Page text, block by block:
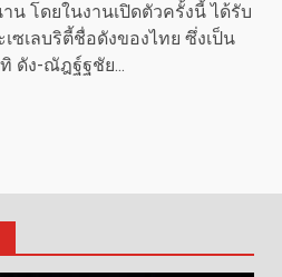
โดยในงานเปิดตัวครั้งนี้ ได้รับ
ซเลบริตี้ชื่อดังของไทย ซึ่งเป็น
ดัง-ณัฎฐ์ฐชัย...